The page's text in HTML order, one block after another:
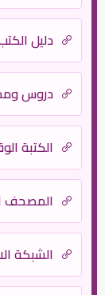
دليل
دروس
الكتبة
المصحف
الشبكة